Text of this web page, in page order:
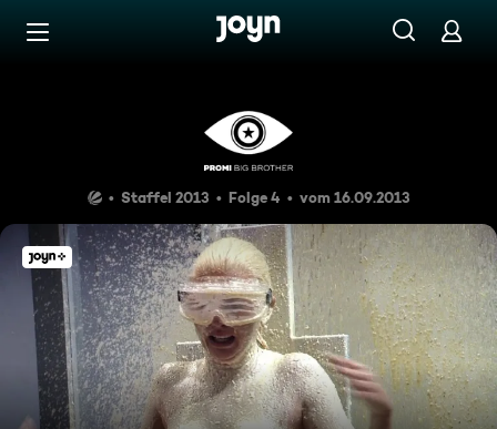
Zum Inhalt springen
Tag 4: Deutsche
Staffel 2013 Folge 4 vom 16.09.2013